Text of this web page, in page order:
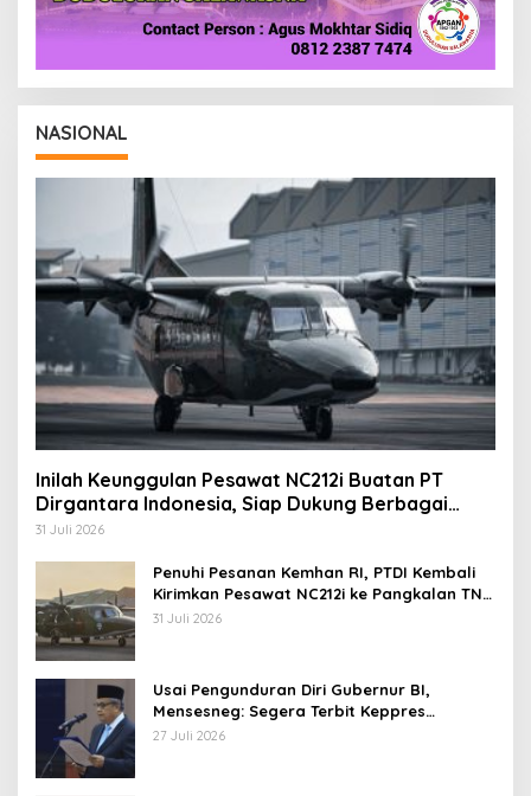
NASIONAL
Inilah Keunggulan Pesawat NC212i Buatan PT
Dirgantara Indonesia, Siap Dukung Berbagai
Operasi TNI
31 Juli 2026
Penuhi Pesanan Kemhan RI, PTDI Kembali
Kirimkan Pesawat NC212i ke Pangkalan TNI
AU
31 Juli 2026
Usai Pengunduran Diri Gubernur BI,
Mensesneg: Segera Terbit Keppres
Pemberhentian dengan Hormat
27 Juli 2026